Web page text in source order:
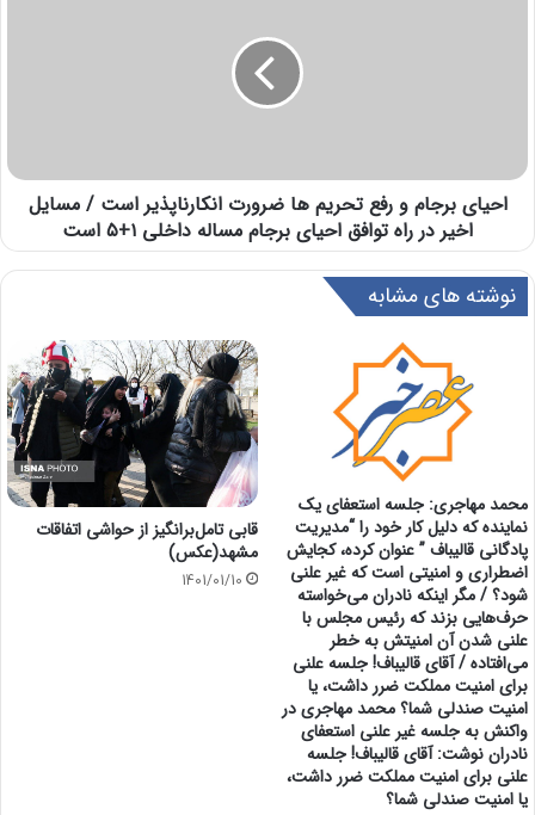
احیای برجام و رفع تحریم ها ضرورت انکارناپذیر است / مسایل
اخیر در راه توافق احیای برجام مساله داخلی ۱+۵ است
نوشته های مشابه
محمد مهاجری: جلسه استعفای یک
نماینده که دلیل کار خود را “مدیریت
پادگانی قالیباف ” عنوان کرده، کجایش
اضطراری و امنیتی است که غیر علنی
شود؟ / مگر اینکه نادران می‌خواسته
حرف‌هایی بزند که رئیس مجلس با
علنی شدن آن امنیتش به خطر
می‌افتاده / آقای قالیباف! جلسه علنی
برای امنیت مملکت ضرر داشت، یا
امنیت صندلی شما؟ محمد مهاجری در
واکنش به جلسه غیر علنی استعفای
نادران نوشت: آقای قالیباف! جلسه
علنی برای امنیت مملکت ضرر داشت،
یا امنیت صندلی شما؟
قابی تامل‌برانگیز از حواشی اتفاقات
مشهد(عكس)
1401/01/10